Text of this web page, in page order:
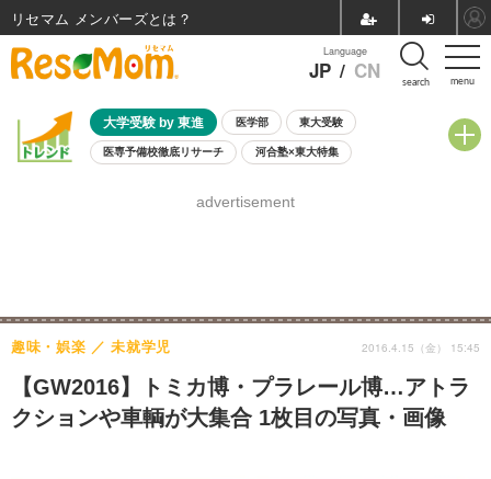
menu
Language
JP / CN search
大学受験 by 東進 医学部 東大受験
医専予備校徹底リサーチ 河合塾×東大特集
8月開催学校説明会・相談会
advertisement
【GW2016】トミカ博・プラレール博…アトラ
クションや車輌が大集合 1枚目の写真・画像
趣味・娯楽 未就学児 2016.4.15（金） 15:45
リセマム メンバーズ